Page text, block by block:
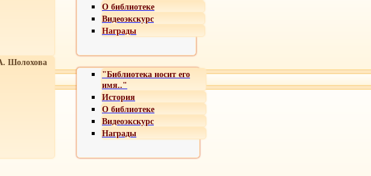
О библиотеке
Видеоэкскурс
Награды
Шолохова
"Библиотека носит его
имя.."
История
О библиотеке
Видеоэкскурс
Награды